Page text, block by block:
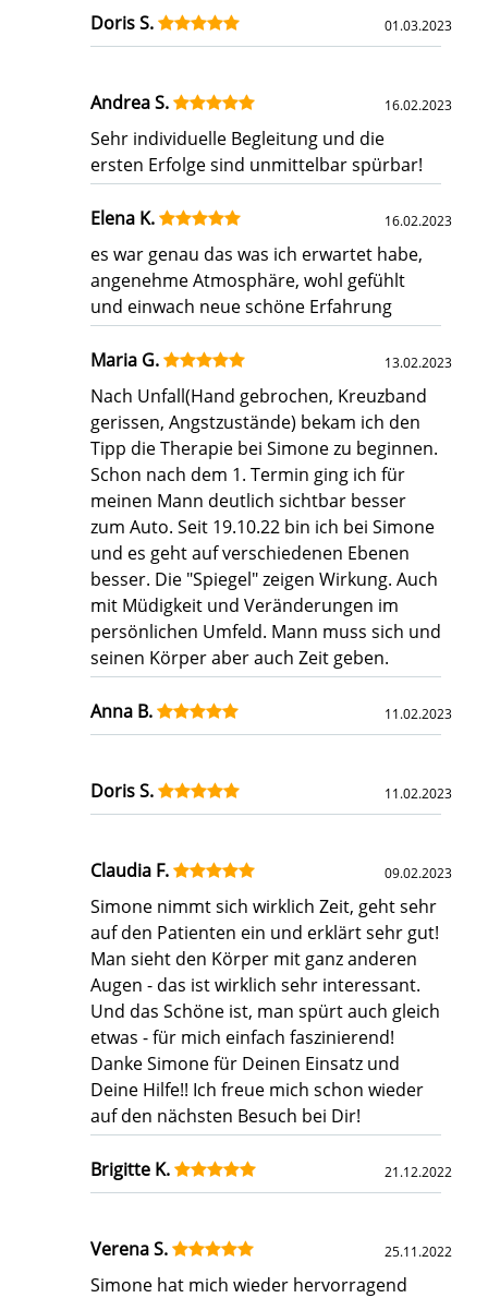
Doris S. 01.03.2023
Andrea S. 16.02.2023
Sehr individuelle Begleitung und die
ersten Erfolge sind unmittelbar spürbar!
Elena K. 16.02.2023
es war genau das was ich erwartet habe,
angenehme Atmosphäre, wohl gefühlt
und einwach neue schöne Erfahrung
Maria G. 13.02.2023
Nach Unfall(Hand gebrochen, Kreuzband
gerissen, Angstzustände) bekam ich den
Tipp die Therapie bei Simone zu beginnen.
Schon nach dem 1. Termin ging ich für
meinen Mann deutlich sichtbar besser
zum Auto. Seit 19.10.22 bin ich bei Simone
und es geht auf verschiedenen Ebenen
besser. Die "Spiegel" zeigen Wirkung. Auch
mit Müdigkeit und Veränderungen im
persönlichen Umfeld. Mann muss sich und
seinen Körper aber auch Zeit geben.
Anna B. 11.02.2023
Doris S. 11.02.2023
Claudia F. 09.02.2023
Simone nimmt sich wirklich Zeit, geht sehr
auf den Patienten ein und erklärt sehr gut!
Man sieht den Körper mit ganz anderen
Augen - das ist wirklich sehr interessant.
Und das Schöne ist, man spürt auch gleich
etwas - für mich einfach faszinierend!
Danke Simone für Deinen Einsatz und
Deine Hilfe!! Ich freue mich schon wieder
auf den nächsten Besuch bei Dir!
Brigitte K. 21.12.2022
Verena S. 25.11.2022
Simone hat mich wieder hervorragend